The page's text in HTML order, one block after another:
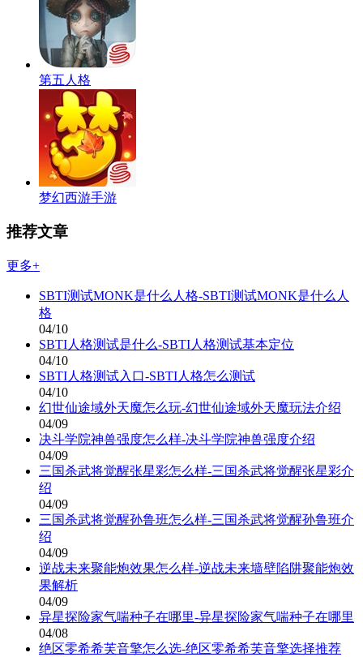
第五人格
梦幻西游手游
推荐文章
更多+
SBTI测试MONK是什么人格-SBTI测试MONK是什么人
格
04/10
SBTI人格测试是什么-SBTI人格测试基本定位
04/10
SBTI人格测试入口-SBTI人格怎么测试
04/10
幻世仙途域外天魔怎么玩-幻世仙途域外天魔玩法介绍
04/09
决斗学院神兽强度怎么样-决斗学院神兽强度介绍
04/09
三国杀武将觉醒张星彩怎么样-三国杀武将觉醒张星彩介
绍
04/09
三国杀武将觉醒孙鲁班怎么样-三国杀武将觉醒孙鲁班介
绍
04/09
逆战未来聚能炮效果怎么样-逆战未来墙壁陷阱聚能炮效
果解析
04/09
异星探险家气喘种子在哪里-异星探险家气喘种子在哪里
04/08
绝区零希希芙音擎怎么选-绝区零希希芙音擎选择推荐